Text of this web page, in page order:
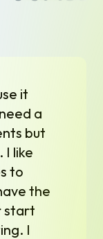
it
a
but
like
to
the
start
I